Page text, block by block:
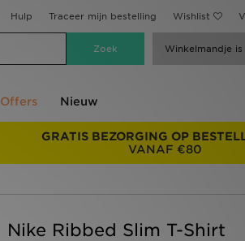
Hulp Traceer mijn bestelling Wishlist
Winkelmandje is
Offers Nieuw
GRATIS BEZORGING OP
VANAF €80
Nike Ribbed Slim T-Shirt